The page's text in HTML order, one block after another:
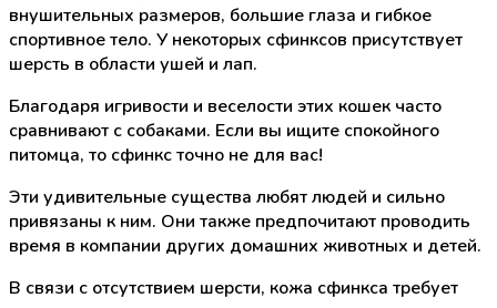
внушительных размеров, большие глаза и гибкое
спортивное тело. У некоторых сфинксов присутствует
шерсть в области ушей и лап.
Благодаря игривости и веселости этих кошек часто
сравнивают с собаками. Если вы ищите спокойного
питомца, то сфинкс точно не для вас!
Эти удивительные существа любят людей и сильно
привязаны к ним. Они также предпочитают проводить
время в компании других домашних животных и детей.
В связи с отсутствием шерсти, кожа сфинкса требует